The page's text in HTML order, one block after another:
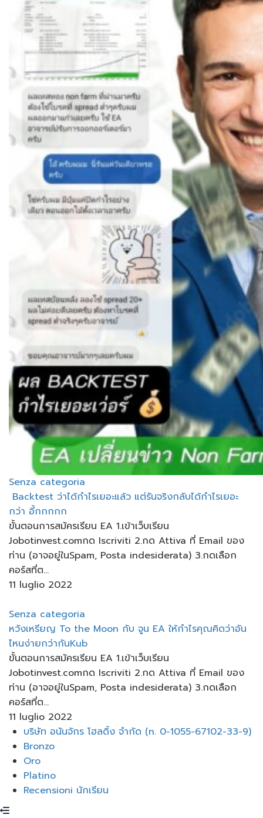
Senza categoria
Backtest ว่าได้กำไรเยอะแล้ว​ แต่รันจริงกลับได้กำไรเยอะ
กว่า อี้กกกกก
ขั้นตอนการสมัครเรียน EA 1.เข้าเว็บเรียน
Jobotinvest.comกด Iscriviti 2.กด Attiva ที่ Email ของ
ท่าน (อาจอยู่ในSpam, Posta indesiderata) 3.กดเลือก
คอร์สที่ต...
11 luglio 2022
Senza categoria
หวังเหรียญ To the Moon กับ​ จูน​ EA​ ให้กำไรคุณคิดว่าอัน
ไหนง่ายกว่ากันKub
ขั้นตอนการสมัครเรียน EA 1.เข้าเว็บเรียน
Jobotinvest.comกด Iscriviti 2.กด Attiva ที่ Email ของ
ท่าน (อาจอยู่ในSpam, Posta indesiderata) 3.กดเลือก
คอร์สที่ต...
11 luglio 2022
Menuบริษัท อนันจักร โฮลดิ้ง จำกัด (n. 0-1055-67102-33-9)
Bronzo
Oro
Platino
Recensioni นักเรียน